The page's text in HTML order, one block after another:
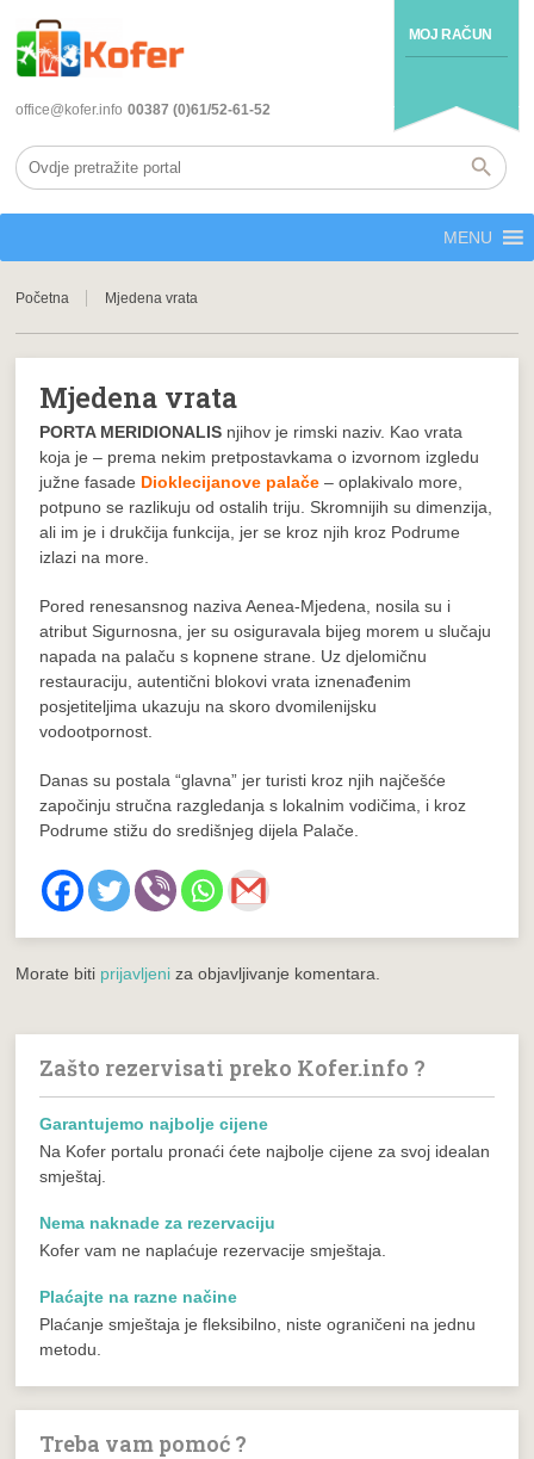
MOJ RAČUN
office@kofer.info 00387 (0)61/52-61-52
MENU
Početna Mjedena vrata
Mjedena vrata
PORTA MERIDIONALIS njihov je rimski naziv. Kao vrata
koja je – prema nekim pretpostavkama o izvornom izgledu
južne fasade Dioklecijanove palače – oplakivalo more,
potpuno se razlikuju od ostalih triju. Skromnijih su dimenzija,
ali im je i drukčija funkcija, jer se kroz njih kroz Podrume
izlazi na more.
Pored renesansnog naziva Aenea-Mjedena, nosila su i
atribut Sigurnosna, jer su osiguravala bijeg morem u slučaju
napada na palaču s kopnene strane. Uz djelomičnu
restauraciju, autentični blokovi vrata iznenađenim
posjetiteljima ukazuju na skoro dvomilenijsku
vodootpornost.
Danas su postala “glavna” jer turisti kroz njih najčešće
započinju stručna razgledanja s lokalnim vodičima, i kroz
Podrume stižu do središnjeg dijela Palače.
Morate biti prijavljeni za objavljivanje komentara.
Zašto rezervisati preko Kofer.info ?
Garantujemo najbolje cijene
Na Kofer portalu pronaći ćete najbolje cijene za svoj idealan
smještaj.
Nema naknade za rezervaciju
Kofer vam ne naplaćuje rezervacije smještaja.
Plaćajte na razne načine
Plaćanje smještaja je fleksibilno, niste ograničeni na jednu
metodu.
Treba vam pomoć ?